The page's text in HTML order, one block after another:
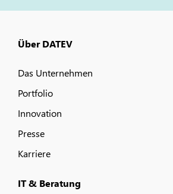
Über DATEV
Das Unternehmen
Portfolio
Innovation
Presse
Karriere
IT & Beratung